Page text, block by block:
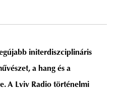
initerdiszciplináris
a hang és a
A Lviv Radio történelmi